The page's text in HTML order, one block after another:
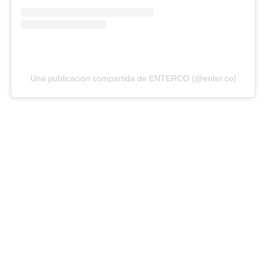
Una publicación compartida de ENTERCO (@enter.co)